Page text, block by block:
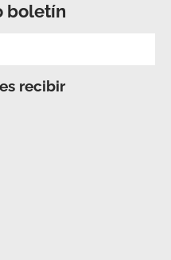
boletín
recibir